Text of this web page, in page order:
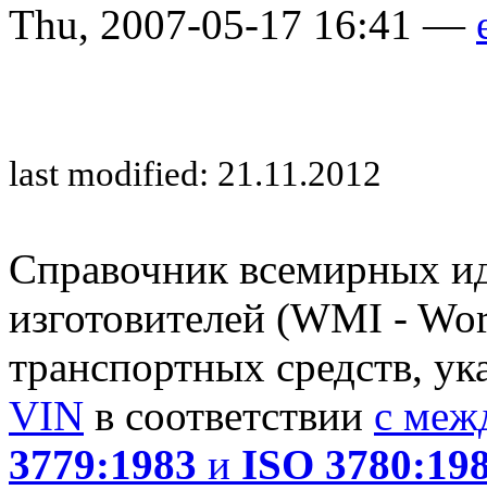
Thu, 2007-05-17 16:41 —
last modified: 21.11.2012
Справочник всемирных
изготовителей (WMI -
транспортных средств,
VIN в соответствии с
3779:1983 и ISO